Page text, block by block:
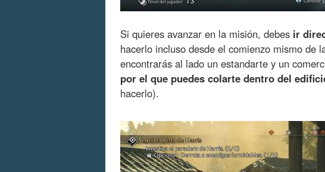
Si quieres avanzar en la misión, debes ir
hacerlo incluso desde el comienzo mismo de
encontrarás al lado un estandarte y un
por el que puedes colarte dentro del
hacerlo).